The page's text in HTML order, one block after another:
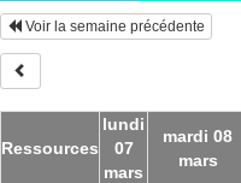
Voir la semaine précédente
Ressources
lundi
07
mars
mardi 08
mars